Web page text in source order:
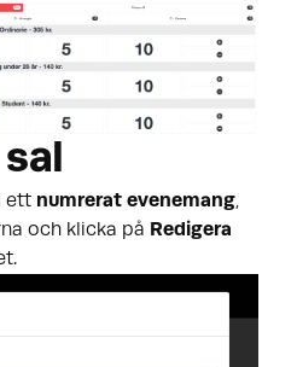
ett numrerat evenemang,
och klicka på Redigera